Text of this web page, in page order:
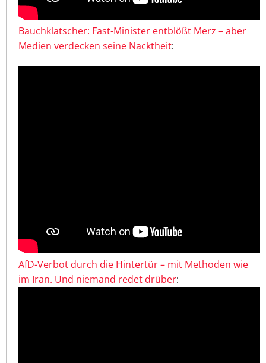
Bauchklatscher: Fast-Minister entblößt Merz – aber
Medien verdecken seine Nacktheit:
AfD-Verbot durch die Hintertür – mit Methoden wie
im Iran. Und niemand redet drüber: